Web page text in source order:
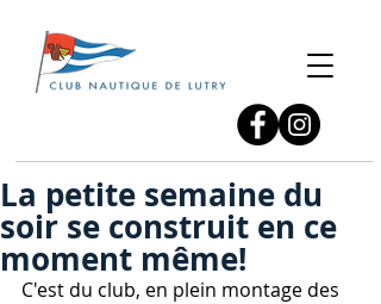
La petite semaine du
soir se construit en ce
moment même!
C'est du club, en plein montage des